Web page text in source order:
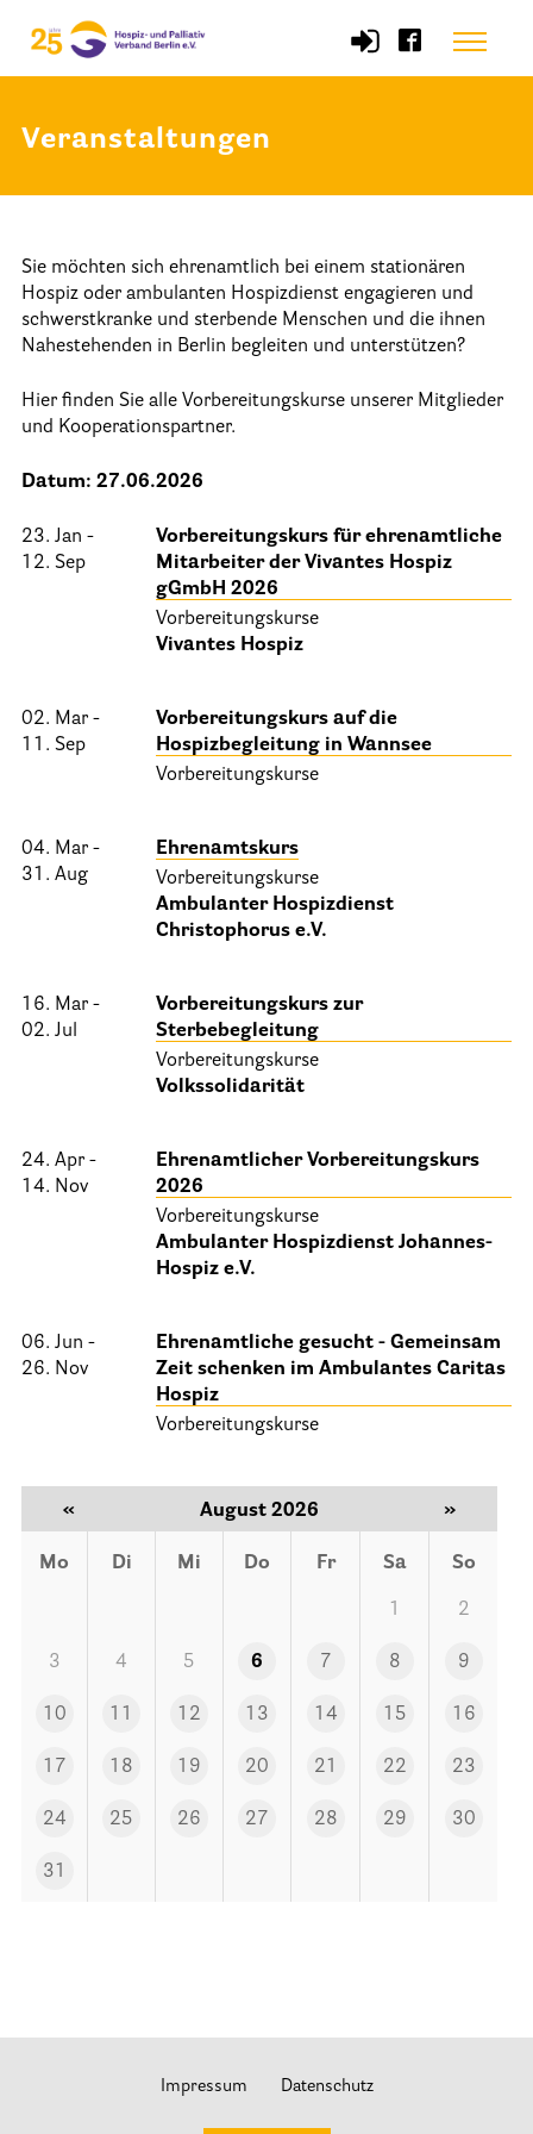
Menu
Start
Selbstverständnis und Leitsätze
Satzung des HPV Berlin e.V.
Mitgliedschaft im Verband
Vorstand des HPV Berlin
Mitgliederbereich (Intranet)
Informationen
Hospizgedanke
Betreuung Zuhause
Betreuung im Pflegeheim
Kinder und Jugendliche
Betreuung im Krankenhaus
Patientenverfügung – Vorsorgevollmacht –
Veranstaltungen
25 Jahre HPV Berlin – Festakt am 19. Okt. 2024
Berliner Werkstattgespräche zur Hospiz- und Palliativarbeit
Berliner Hospizforen
Aktion: Letzte Wünsche Wand
Presse & Aktuelles
Tageshospize
Ambulante Hospizdienste
Kinder- und Jugendhospize und -hospizdienste
Palliative Pflegedienste
Beratungsstelle(n)
Veranstaltungen
Sie möchten sich ehrenamtlich bei einem stationären
Hospiz oder ambulanten Hospizdienst engagieren und
schwerstkranke und sterbende Menschen und die ihnen
Nahestehenden in Berlin begleiten und unterstützen?
Hier finden Sie alle Vorbereitungskurse unserer Mitglieder
und Kooperationspartner.
Datum: 27.06.2026
23. Jan -
12. Sep
Vorbereitungskurs für ehrenamtliche
Mitarbeiter der Vivantes Hospiz
gGmbH 2026
Vorbereitungskurse
Vivantes Hospiz
02. Mar -
11. Sep
Vorbereitungskurs auf die
Hospizbegleitung in Wannsee
Vorbereitungskurse
04. Mar -
31. Aug
Ehrenamtskurs
Vorbereitungskurse
Ambulanter Hospizdienst
Christophorus e.V.
16. Mar -
02. Jul
Vorbereitungskurs zur
Sterbebegleitung
Vorbereitungskurse
Volkssolidarität
24. Apr -
14. Nov
Ehrenamtlicher Vorbereitungskurs
2026
Vorbereitungskurse
Ambulanter Hospizdienst Johannes-
Hospiz e.V.
06. Jun -
26. Nov
Ehrenamtliche gesucht - Gemeinsam
Zeit schenken im Ambulantes Caritas
Hospiz
Vorbereitungskurse
« August 2026 »
Mo Di Mi Do Fr Sa So
1 2
3 4 5 6 7 8 9
10 11 12 13 14 15 16
17 18 19 20 21 22 23
24 25 26 27 28 29 30
31
Impressum Datenschutz